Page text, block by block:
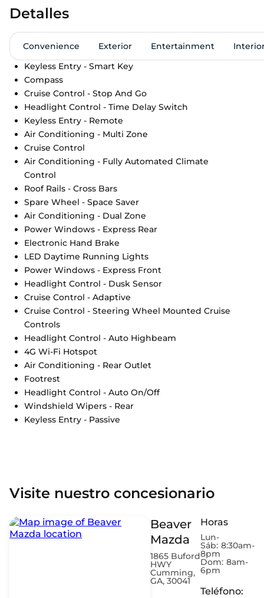
Detalles
Convenience Exterior Entertainment
Keyless Entry - Smart Key
Compass
Cruise Control - Stop And Go
Headlight Control - Time Delay Switch
Keyless Entry - Remote
Air Conditioning - Multi Zone
Cruise Control
Air Conditioning - Fully Automated Climate
Control
Roof Rails - Cross Bars
Spare Wheel - Space Saver
Air Conditioning - Dual Zone
Power Windows - Express Rear
Electronic Hand Brake
LED Daytime Running Lights
Power Windows - Express Front
Headlight Control - Dusk Sensor
Cruise Control - Adaptive
Cruise Control - Steering Wheel Mounted Cruise
Controls
Headlight Control - Auto Highbeam
4G Wi-Fi Hotspot
Air Conditioning - Rear Outlet
Footrest
Headlight Control - Auto On/Off
Windshield Wipers - Rear
Keyless Entry - Passive
Visite nuestro concesionario
Beaver
Mazda
1865 Buford
HWY
Cumming,
GA, 30041
Horas
Lun-
Sáb: 8:30am-
8pm
Dom: 8am-
6pm
Teléfono: